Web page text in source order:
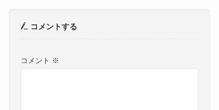
コメントする
コメント ※